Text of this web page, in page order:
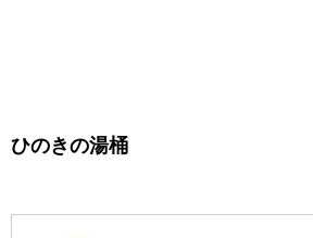
ひのきの湯桶